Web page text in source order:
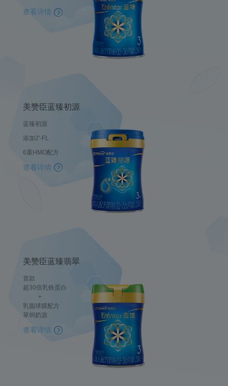
查看详情
美赞臣蓝臻初源
蓝臻初源
添加2'-FL
6重HMO配方
查看详情
美赞臣蓝臻翡翠
首款
超30倍乳铁蛋白
+
乳脂球膜配方
草饲奶源
查看详情